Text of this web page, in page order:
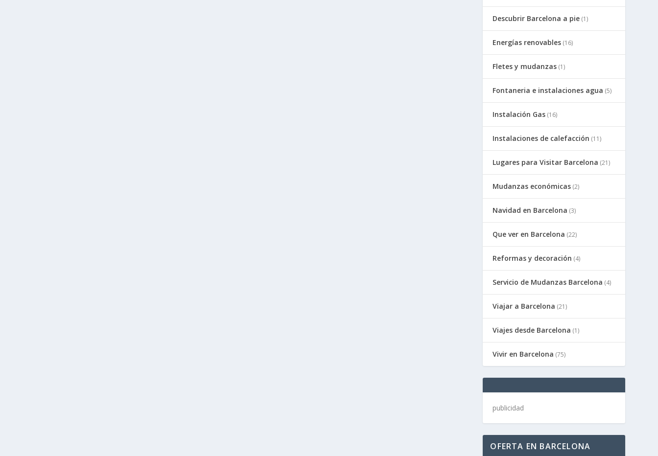
Descubrir Barcelona a pie (1)
Energías renovables (16)
Fletes y mudanzas (1)
Fontaneria e instalaciones agua (5)
Instalación Gas (16)
Instalaciones de calefacción (11)
Lugares para Visitar Barcelona (21)
Mudanzas económicas (2)
Navidad en Barcelona (3)
Que ver en Barcelona (22)
Reformas y decoración (4)
Servicio de Mudanzas Barcelona (4)
Viajar a Barcelona (21)
Viajes desde Barcelona (1)
Vivir en Barcelona (75)
publicidad
OFERTA EN BARCELONA